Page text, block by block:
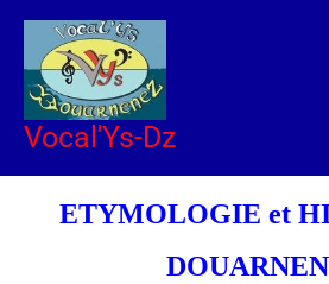
Aller
contenu
Vocal'Ys-Dz
ETYMOLOGIE et